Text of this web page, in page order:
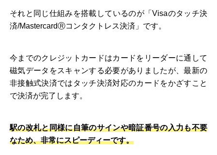
それと同じ仕組みを搭載しているのが「Visaのタッチ決
済/MastercardⓇコンタクトレス決済」です。
今までのクレジットカードはカードをリーダーに通して
磁気データをスキャンする必要がありましたが、最新の
非接触式決済ではタッチ決済対応のカードをかざすこと
で決済が完了します。
駅の改札と同様に自筆のサインや暗証番号の入力も不要
なため、非常にスピーディーです。